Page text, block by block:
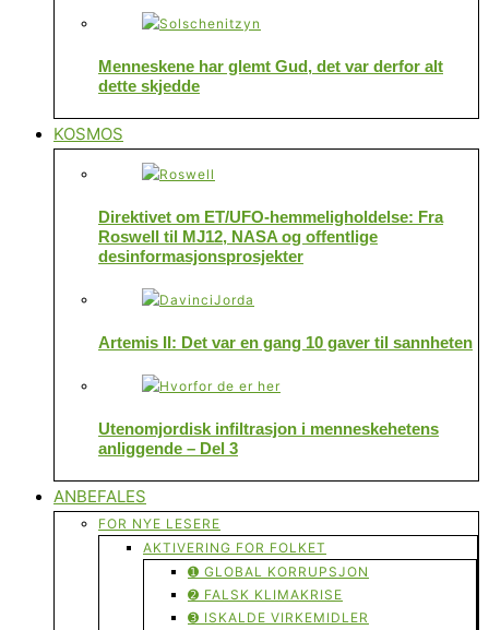
Menneskene har glemt Gud, det var derfor alt
dette skjedde
KOSMOS
Direktivet om ET/UFO-hemmeligholdelse: Fra
Roswell til MJ12, NASA og offentlige
desinformasjonsprosjekter
Artemis II: Det var en gang 10 gaver til sannheten
Utenomjordisk infiltrasjon i menneskehetens
anliggende – Del 3
ANBEFALES
FOR NYE LESERE
AKTIVERING FOR FOLKET
➊ GLOBAL KORRUPSJON
➋ FALSK KLIMAKRISE
➌ ISKALDE VIRKEMIDLER